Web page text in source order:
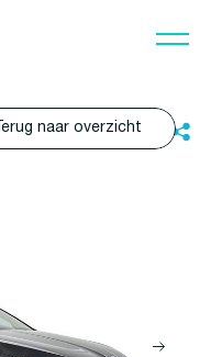
Terug naar overzicht